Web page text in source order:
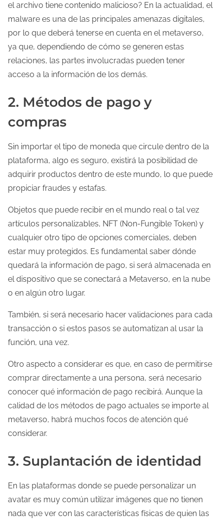
el archivo tiene contenido malicioso? En la actualidad, el
malware es una de las principales amenazas digitales,
por lo que deberá tenerse en cuenta en el metaverso,
ya que, dependiendo de cómo se generen estas
relaciones, las partes involucradas pueden tener
acceso a la información de los demás.
2. Métodos de pago y
compras
Sin importar el tipo de moneda que circule dentro de la
plataforma, algo es seguro, existirá la posibilidad de
adquirir productos dentro de este mundo, lo que puede
propiciar fraudes y estafas.
Objetos que puede recibir en el mundo real o tal vez
artículos personalizables, NFT (Non-Fungible Token) y
cualquier otro tipo de opciones comerciales, deben
estar muy protegidos. Es fundamental saber dónde
quedará la información de pago, si será almacenada en
el dispositivo que se conectará a Metaverso, en la nube
o en algún otro lugar.
También, si será necesario hacer validaciones para cada
transacción o si estos pasos se automatizan al usar la
función, una vez.
Otro aspecto a considerar es que, en caso de permitirse
comprar directamente a una persona, será necesario
conocer qué información de pago recibirá. Aunque la
calidad de los métodos de pago actuales se importe al
metaverso, habrá muchos focos de atención qué
considerar.
3. Suplantación de identidad
En las plataformas donde se puede personalizar un
avatar es muy común utilizar imágenes que no tienen
nada que ver con las características físicas de quien las